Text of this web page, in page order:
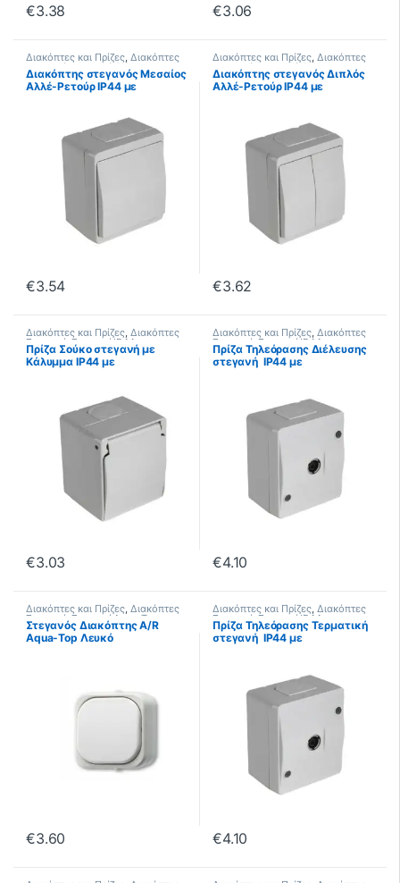
€3.38 €3.06
Διακόπτες και Πρίζες Διακόπτες
Στεγανοί Στεγανοί IP44
Διακόπτης στεγανός Μεσαίος
Αλλέ-Ρετούρ IP44 με
€3.54
Διακόπτες και Πρίζες Διακόπτες
Στεγανοί Στεγανοί IP44
Διακόπτης στεγανός Διπλός
Αλλέ-Ρετούρ IP44 με
€3.62
Διακόπτες και Πρίζες, Διακόπτες
Στεγανοί Στεγανοί IP44
Πρίζα Σούκο στεγανή με
Κάλυμμα IP44 με
€3.03
Διακόπτες και Πρίζες, Διακόπτες
Στεγανοί, Στεγανοί IP44
Πρίζα Τηλεόρασης Διέλευσης
στεγανή IP44 με
€4.10
Διακόπτες και Πρίζες, Διακόπτες
Στεγανοί, Στεγανοί Aqua Top
Στεγανός Διακόπτης A/R
Aqua-Top Λευκό
€3.60
Διακόπτες και Πρίζες, Διακόπτες
Στεγανοί, Στεγανοί IP44
Πρίζα Τηλεόρασης Τερματική
στεγανή IP44 με
€4.10